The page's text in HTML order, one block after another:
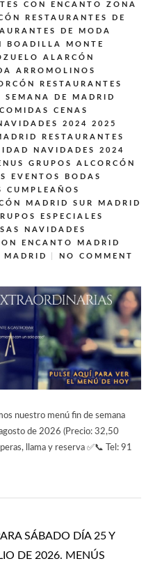
CON ENCANTO ZONA
RESTAURANTES DE
DE MODA
BOADILLA MONTE
ALARCÓN
ARROMOLINOS
RESTAURANTES
SEMANA DE MADRID
CENAS
2024 2025
RESTAURANTES
NAVIDADES 2024
GRUPOS ALCORCÓN
EVENTOS BODAS
CUMPLEAÑOS
MADRID SUR MADRID
ESPECIALES
NAVIDADES
ENCANTO MADRID
MADRID
NO COMMENT
nuestro menú fin de semana
de 2026 (Precio: 32,50
llama y reserva ✅📞 Tel: 91
SÁBADO DÍA 25 Y
DE 2026. MENÚS